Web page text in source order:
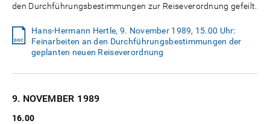
den Durchführungsbestimmungen zur Reiseverordnung gefeilt.
Hans-Hermann Hertle, 9. November 1989, 15.00 Uhr:
Feinarbeiten an den Durchführungsbestimmungen der
geplanten neuen Reiseverordnung
9. NOVEMBER 1989
16.00